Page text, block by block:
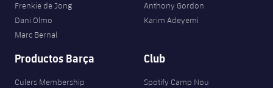
Frenkie de Jong
Dani Olmo
Marc Bernal
Anthony Gordon
Karim Adeyemi
Productos Barça
Culers Membership
Club
Spotify Camp Nou